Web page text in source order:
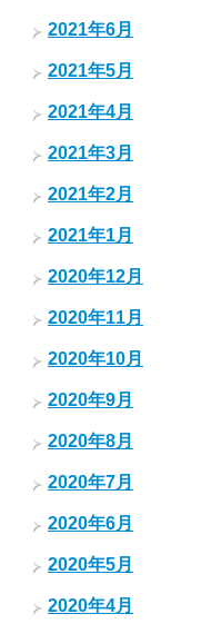
2021年6月
2021年5月
2021年4月
2021年3月
2021年2月
2021年1月
2020年12月
2020年11月
2020年10月
2020年9月
2020年8月
2020年7月
2020年6月
2020年5月
2020年4月